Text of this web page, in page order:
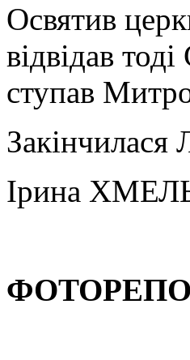
Освятив
відвідав
ступав
Закінчилася
Ірина